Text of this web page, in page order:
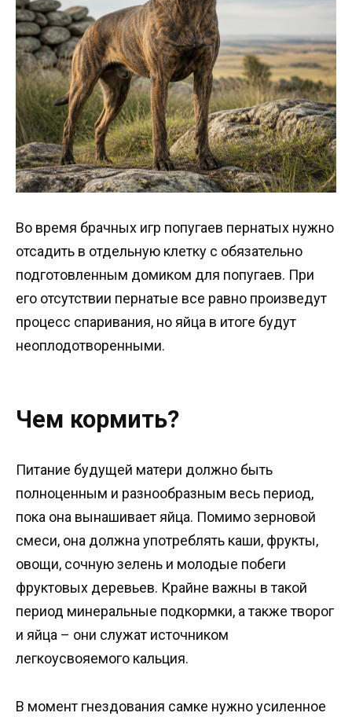
Во время брачных игр попугаев пернатых нужно
отсадить в отдельную клетку с обязательно
подготовленным домиком для попугаев. При
его отсутствии пернатые все равно произведут
процесс спаривания, но яйца в итоге будут
неоплодотворенными.
Чем кормить?
Питание будущей матери должно быть
полноценным и разнообразным весь период,
пока она вынашивает яйца. Помимо зерновой
смеси, она должна употреблять каши, фрукты,
овощи, сочную зелень и молодые побеги
фруктовых деревьев. Крайне важны в такой
период минеральные подкормки, а также творог
и яйца – они служат источником
легкоусвояемого кальция.
В момент гнездования самке нужно усиленное